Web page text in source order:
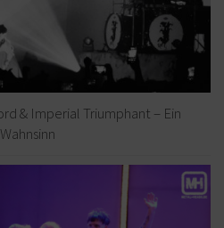
& Imperial Triumphant – Ein